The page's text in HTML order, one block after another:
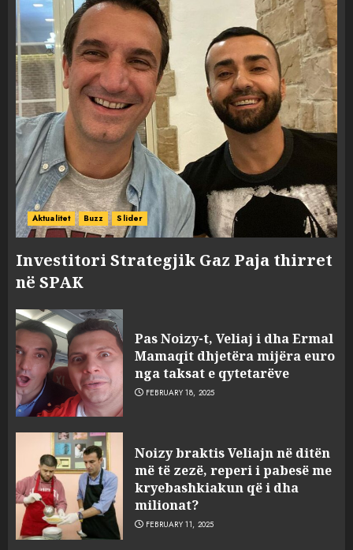
Aktualitet Buzz Slider
Investitori Strategjik Gaz Paja thirret
në SPAK
Pas Noizy-t, Veliaj i dha Ermal
Mamaqit dhjetëra mijëra euro
nga taksat e qytetarëve
FEBRUARY 18, 2025
Noizy braktis Veliajn në ditën
më të zezë, reperi i pabesë me
kryebashkiakun që i dha
milionat?
FEBRUARY 11, 2025
3
sulmuan “One Albania”,
ngjarja u fsheh. A u vodhën
serverat?
MARCH 25, 2025